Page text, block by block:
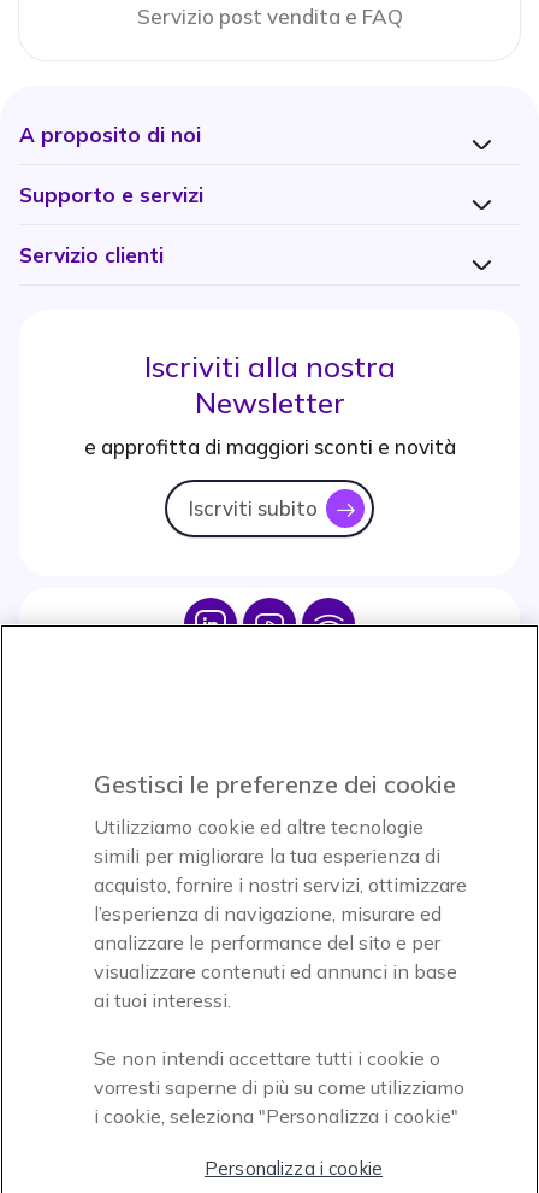
Servizio post vendita e FAQ
A proposito di noi
Supporto e servizi
Servizio clienti
Iscriviti alla nostra
Newsletter
e approfitta di maggiori sconti e novità
Iscrviti subito icon
Icon IconIcon
Accettiamo
Onedirect, azienda del gruppo INCEPT
Gestisci le preferenze dei cookie
Utilizziamo cookie ed altre tecnologie
simili per migliorare la tua esperienza di
acquisto, fornire i nostri servizi, ottimizzare
l’esperienza di navigazione, misurare ed
analizzare le performance del sito e per
visualizzare contenuti ed annunci in base
ai tuoi interessi.
Se non intendi accettare tutti i cookie o
vorresti saperne di più su come utilizziamo
i cookie, seleziona "Personalizza i cookie"
Personalizza i cookie